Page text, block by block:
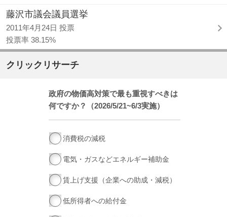
藤沢市議会議員選挙
2011年4月24日 投票
投票率 38.15%
クリックリサーチ
政府の物価高対策で最も重視すべきは
何ですか？（2026/5/21~6/3実施）
消費税の減税
電気・ガスなどエネルギー補助金
賃上げ支援（企業への助成・減税）
低所得者への給付金